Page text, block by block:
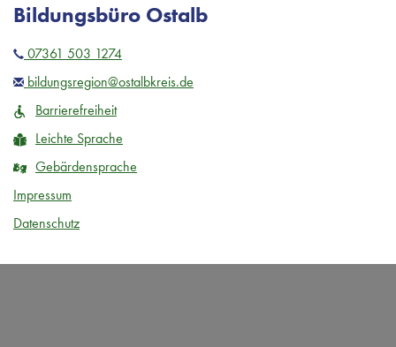
Bildungsbüro Ostalb
07361 503 1274
bildungsregion@ostalbkreis.de
Barrierefreiheit
Leichte Sprache
Gebärdensprache
Impressum
Datenschutz